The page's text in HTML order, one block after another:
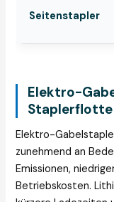
Seitenstapler
Elektro-
Staplerflotte
Elektro-
zunehmend an
Emissionen,
Betriebskosten.